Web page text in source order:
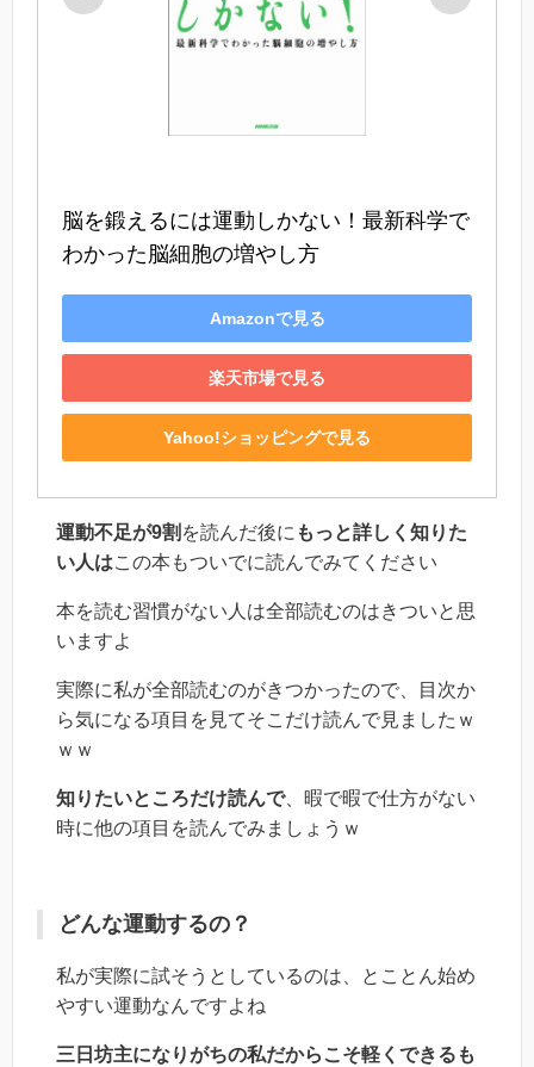
脳を鍛えるには運動しかない！最新科学で
わかった脳細胞の増やし方
Amazonで見る
楽天市場で見る
Yahoo!ショッピングで見る
運動不足が9割 を読んだ後に もっと詳しく知りた
い人はこの本もついでに読んでみてください
本を読む習慣がない人は全部読むのはきついと思
いますよ
実際に私が全部読むのがきつかったので、目次か
ら気になる項目を見てそこだけ読んで見ましたｗ
ｗｗ
知りたいところだけ読んで、暇で暇で仕方がない
時に他の項目を読んでみましょうｗ
どんな運動するの？
私が実際に試そうとしているのは、とことん始め
やすい運動なんですよね
三日坊主になりがちの私だからこそ軽くできるも